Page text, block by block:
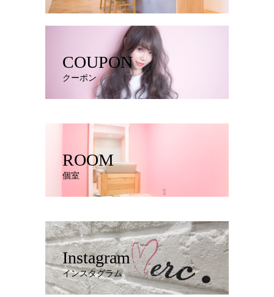
COUPON
クーポン
ROOM
個室
Instagram
インスタグラム